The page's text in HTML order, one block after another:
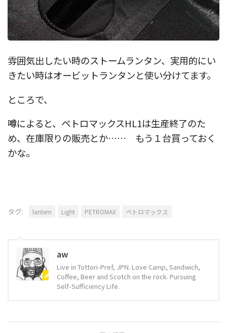
雰囲気出したい時のストームランタン、実用的にい
きたい時はオービットランタンと使い分けてます。
ところで、
噂によると、ペトロマックスHL1は生産終了のた
め、在庫限りの販売とか…… もう１台買っておく
かな。
タグ: lantern Light PETROMAX ペトロマックス
aw
Live in Tottori-Pref, JPN. Love Camp, Sandwich,
Coffee, Beer and Scotch on the rock. Pursuing
Self-Sufficiency Life.